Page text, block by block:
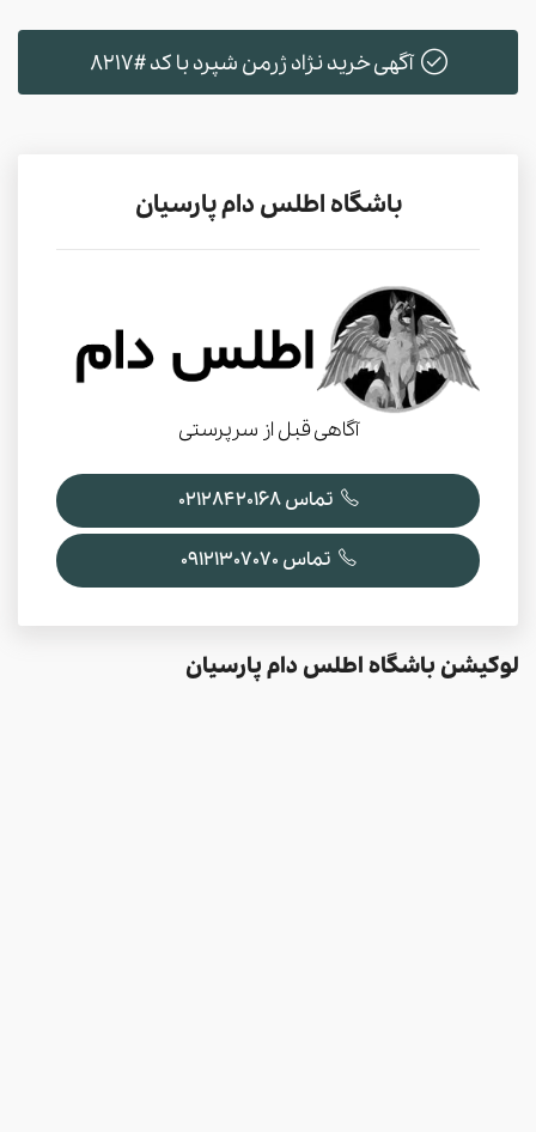
آگهی خرید نژاد ژرمن شپرد با کد #8217
باشگاه اطلس دام پارسیان
آگاهی قبل از سرپرستی
تماس 02128420168
تماس 09121307070
لوکیشن باشگاه اطلس دام پارسیان